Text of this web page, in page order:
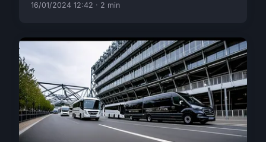
16/01/2024 12:42 · 2 min